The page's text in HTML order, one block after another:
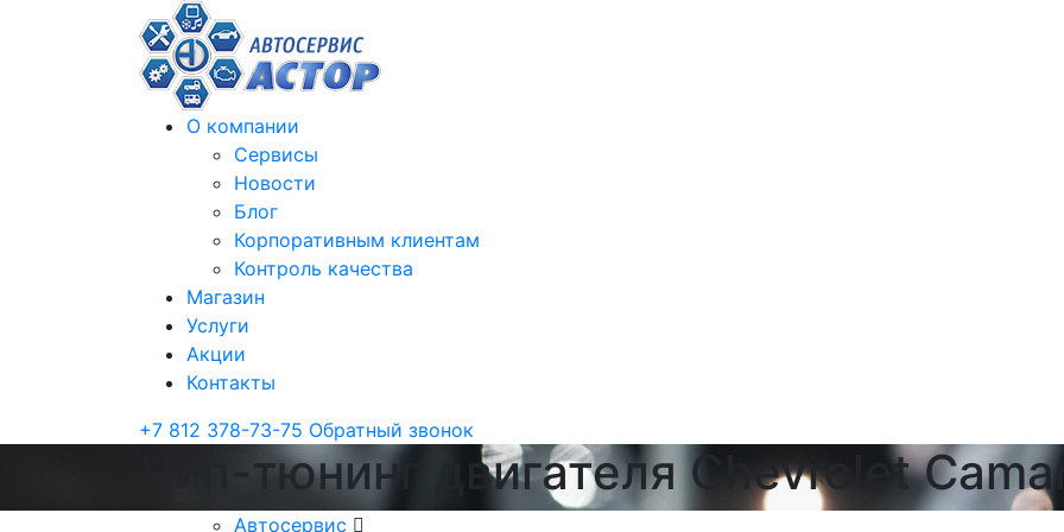
О компании
Сервисы
Новости
Блог
Корпоративным клиентам
Контроль качества
Магазин
Услуги
Акции
Контакты
+7 812 378-73-75 Обратный звонок
Чип-тюнинг двигателя Chevrolet
Автосервис